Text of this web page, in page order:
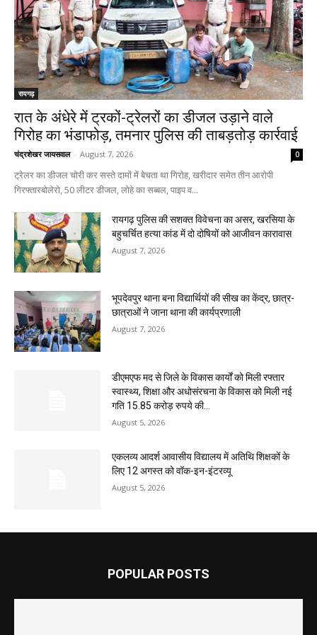
रायगढ़
रात के अंधेरे में ट्रकों-ट्रेलरों का डीजल उड़ाने वाले
गिरोह का भंडाफोड़, तमनार पुलिस की ताबड़तोड़ कार्रवाई
चंद्रशेखर जायसवाल - August 7, 2026 0
ट्रेलर का डीजल चोरी कर सस्ते दामों में बेचता था गिरोह, खरीदार समेत तीन आरोपी
गिरफ्तारबोलेरो, 50 लीटर डीजल, लोहे का सब्बल, पाइप व...
रायगढ़ पुलिस की सशक्त विवेचना का असर, खरसिया के
बहुचर्चित हत्या कांड में दो दोषियों को आजीवन कारावास
August 7, 2026
भूपदेवपुर थाना बना विद्यार्थियों की सीख का केंद्र, छात्र-
छात्राओं ने जाना थाना की कार्यप्रणाली
August 7, 2026
डीएमएफ मद से जिले के विकास कार्यों को मिली रफ्तार
स्वास्थ्य, शिक्षा और अधोसंरचना के विकास को मिली नई
गति 15.85 करोड़ रुपये की...
August 5, 2026
एकलव्य आदर्श आवासीय विद्यालय में अतिथि शिक्षकों के
लिए 12 अगस्त को वॉक-इन-इंटरव्यू
August 5, 2026
POPULAR POSTS